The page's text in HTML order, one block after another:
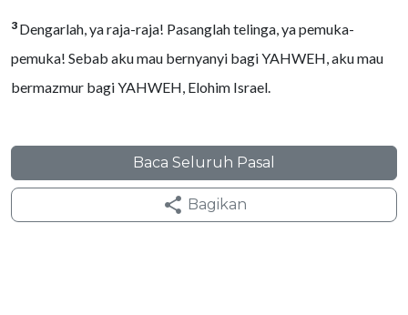
3 Dengarlah, ya raja-raja! Pasanglah telinga, ya pemuka-
pemuka! Sebab aku mau bernyanyi bagi YAHWEH, aku mau
bermazmur bagi YAHWEH, Elohim Israel.
Baca Seluruh Pasal
Bagikan